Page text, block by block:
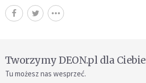
Tworzymy DEON.pl dla Ciebie
Tu możesz nas wesprzeć.